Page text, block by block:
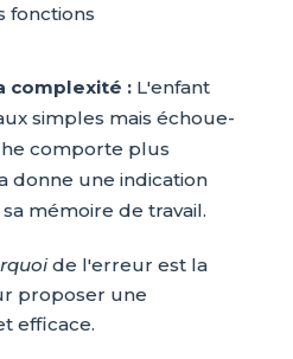
fonctions
complexité :L'enfant
simples mais échoue-
comporte plus
donne une indication
mémoire de travail.
de l'erreur est la
proposer une
efficace.